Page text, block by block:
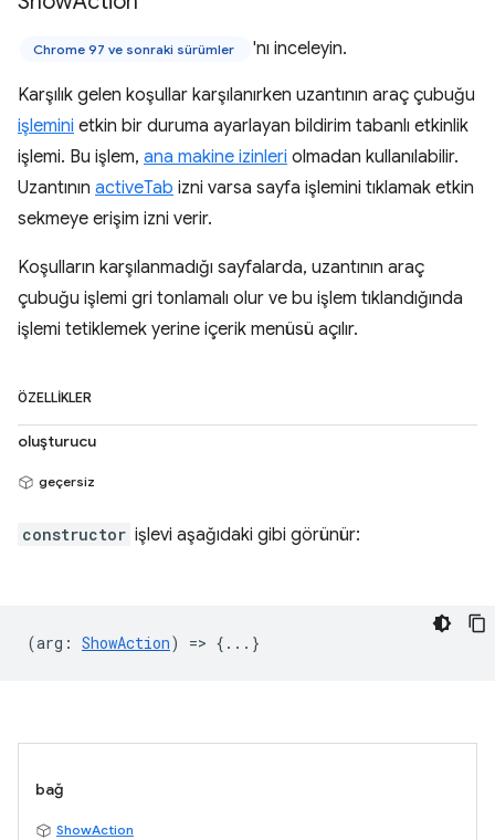
Chrome 97 ve sonraki sürümler 'nı inceleyin.
Karşılık gelen koşullar karşılanırken uzantının araç çubuğu
işlemini etkin bir duruma ayarlayan bildirim tabanlı etkinlik
işlemi. Bu işlem, ana makine izinleri olmadan kullanılabilir.
Uzantının activeTab izni varsa sayfa işlemini tıklamak etkin
sekmeye erişim izni verir.
Koşulların karşılanmadığı sayfalarda, uzantının araç
çubuğu işlemi gri tonlamalı olur ve bu işlem tıklandığında
işlemi tetiklemek yerine içerik menüsü açılır.
ÖZELLIKLER
oluşturucu
geçersiz
constructor işlevi aşağıdaki gibi görünür:
(arg : ShowAction) => {...}
bağ
ShowAction